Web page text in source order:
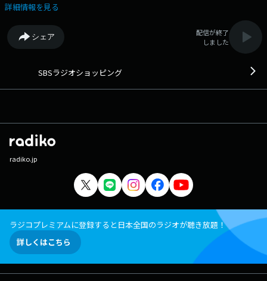
詳細情報を見る
シェア
配信が終了
しました
SBSラジオショッピング
radiko.jp
ラジコプレミアムに登録すると日本全国のラジオが聴き放題！
詳しくはこちら